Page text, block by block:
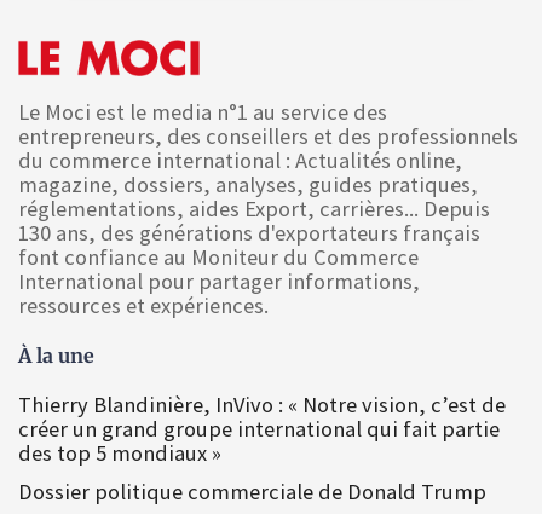
Le Moci est le media n°1 au service des
entrepreneurs, des conseillers et des professionnels
du commerce international : Actualités online,
magazine, dossiers, analyses, guides pratiques,
réglementations, aides Export, carrières... Depuis
130 ans, des générations d'exportateurs français
font confiance au Moniteur du Commerce
International pour partager informations,
ressources et expériences.
À la une
Thierry Blandinière, InVivo : « Notre vision, c’est de
créer un grand groupe international qui fait partie
des top 5 mondiaux »
Dossier politique commerciale de Donald Trump